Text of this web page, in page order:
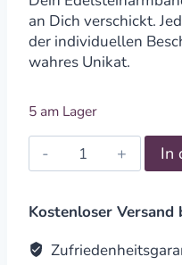
an Dich verschickt.
der individuellen
wahres Unikat.
5 am Lager
Splitterarmband
Granat
In
Kostenloser